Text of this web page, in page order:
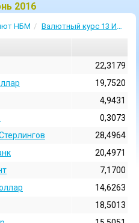
2016
НБМ Валютный курс 13 Июнь 2016
22,3179
19,7520
4,9431
0,3073
28,4964
20,4971
7,1700
14,6263
18,5013